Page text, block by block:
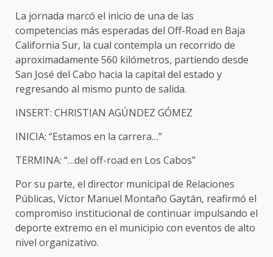
La jornada marcó el inicio de una de las
competencias más esperadas del Off-Road en Baja
California Sur, la cual contempla un recorrido de
aproximadamente 560 kilómetros, partiendo desde
San José del Cabo hacia la capital del estado y
regresando al mismo punto de salida.
INSERT: CHRISTIAN AGÚNDEZ GÓMEZ
INICIA: “Estamos en la carrera…”
TERMINA: “…del off-road en Los Cabos”
Por su parte, el director municipal de Relaciones
Públicas, Víctor Manuel Montaño Gaytán, reafirmó el
compromiso institucional de continuar impulsando el
deporte extremo en el municipio con eventos de alto
nivel organizativo.